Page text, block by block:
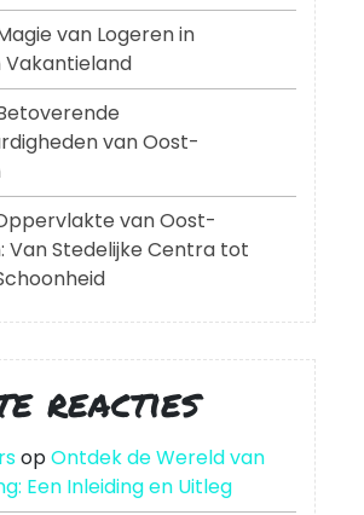
van Logeren in
van Oost-
van Oost-
Van Stedelijke Centra tot
reacties
opOntdek de Wereld van
Een Inleiding en Uitleg